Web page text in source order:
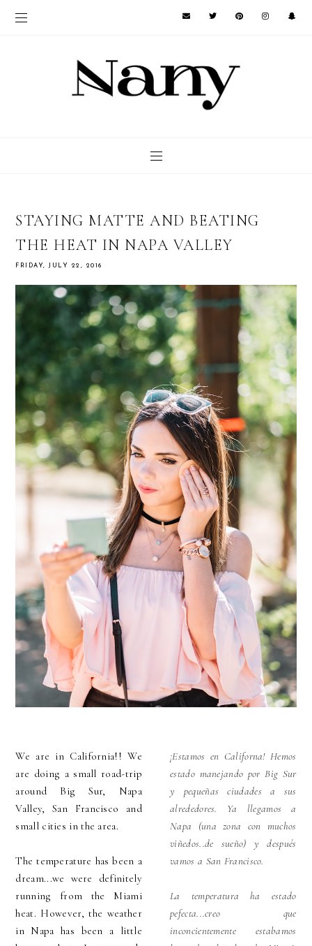
STAYING MATTE AND BEATING
THE HEAT IN NAPA VALLEY
FRIDAY, JULY 22, 2016
We are in California!! We
are doing a small road-trip
around Big Sur, Napa
Valley, San Francisco and
small cities in the area.
The temperature has been a
dream...we were definitely
running from the Miami
heat. However, the weather
in Napa has been a little
¡Estamos en Californa! Hemos
estado manejando por Big Sur
y pequeñas ciudades a sus
alrededores. Ya llegamos a
Napa (una zona con muchos
viñedos..de sueño) y después
vamos a San Francisco.
La temperatura ha estado
pefecta...creo que
inconcientemente estabamos